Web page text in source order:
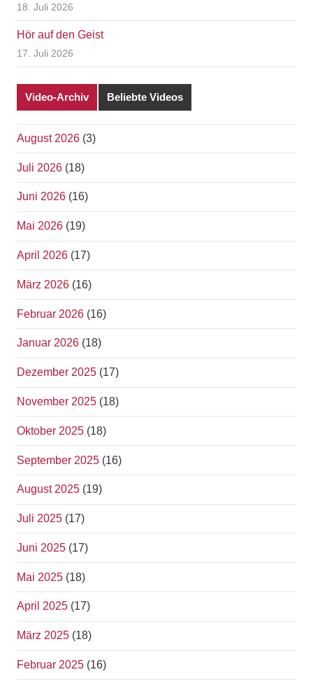
18. Juli 2026
Hör auf den Geist
17. Juli 2026
Video-Archiv Beliebte Videos
August 2026 (3)
Juli 2026 (18)
Juni 2026 (16)
Mai 2026 (19)
April 2026 (17)
März 2026 (16)
Februar 2026 (16)
Januar 2026 (18)
Dezember 2025 (17)
November 2025 (18)
Oktober 2025 (18)
September 2025 (16)
August 2025 (19)
Juli 2025 (17)
Juni 2025 (17)
Mai 2025 (18)
April 2025 (17)
März 2025 (18)
Februar 2025 (16)